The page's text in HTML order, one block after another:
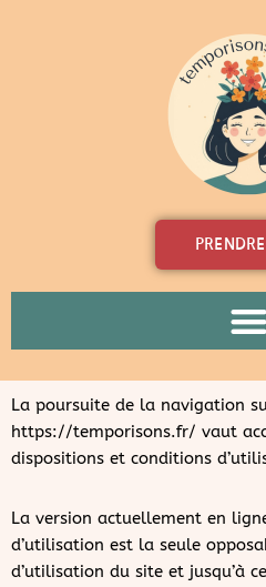
La poursuite de la navigation
https://temporisons.fr/ vaut
dispositions et conditions
La version actuellement en
d’utilisation est la seule
d’utilisation du site et jusqu’à